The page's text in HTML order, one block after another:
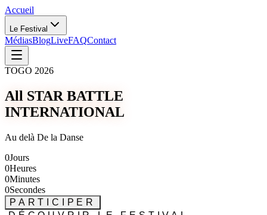
Accueil
Le Festival
MédiasBlogLiveFAQContact
TOGO 2026
All STAR BATTLE
INTERNATIONAL
Au delà De la Danse
0Jours
0Heures
0Minutes
0Secondes
PARTICIPER